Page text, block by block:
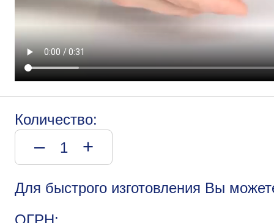
Количество:
– +
Для быстрого изготовления Вы